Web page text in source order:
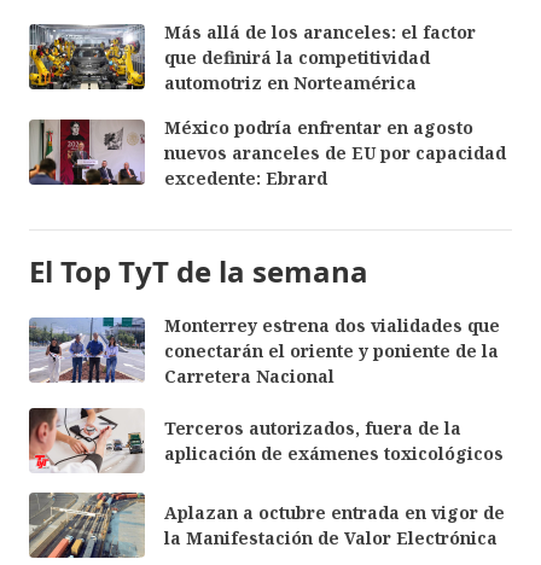
Más allá de los aranceles: el factor
que definirá la competitividad
automotriz en Norteamérica
México podría enfrentar en agosto
nuevos aranceles de EU por capacidad
excedente: Ebrard
El Top TyT de la semana
Monterrey estrena dos vialidades que
conectarán el oriente y poniente de la
Carretera Nacional
Terceros autorizados, fuera de la
aplicación de exámenes toxicológicos
Aplazan a octubre entrada en vigor de
la Manifestación de Valor Electrónica